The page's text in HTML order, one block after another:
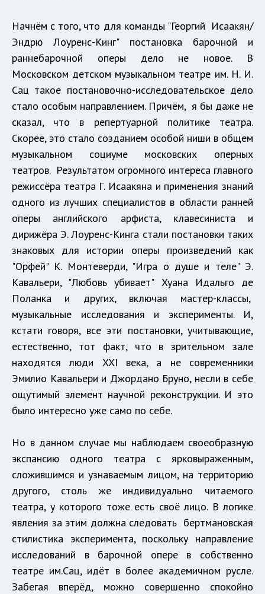
Начнём с того, что для команды "Георгий Исаакян/
Эндрю Лоуренс-Кинг" постановка барочной и
раннебарочной оперы дело не новое. В
Московском детском музыкальном театре им. Н. И.
Сац такое постановочно-исследовательское дело
стало особым направлением. Причём, я бы даже не
сказал, что в репертуарной политике театра.
Скорее, это стало созданием особой ниши в общем
музыкальном социуме московских оперных
театров. Результатом огромного интереса главного
режиссёра театра Г. Исаакяна и применения знаний
одного из лучших специалистов в области ранней
оперы английского арфиста, клавесиниста и
дирижёра Э. Лоуренс-Кинга стали постановки таких
знаковых для истории оперы произведений как
"Орфей" К. Монтеверди, "Игра о душе и теле" Э.
Кавальери, "Любовь убивает" Хуана Идальго де
Поланка и других, включая мастер-классы,
музыкальные исследования и эксперименты. И,
кстати говоря, все эти постановки, учитывающие,
естественно, тот факт, что в зрительном зале
находятся люди XXI века, а не современники
Эмилио Кавальери и Джордано Бруно, несли в себе
ощутимый элемент научной реконструкции. И это
было интересно уже само по себе.
Но в данном случае мы наблюдаем своеобразную
экспансию одного театра с ярковыраженным,
сложившимся и узнаваемым лицом, на территорию
другого, столь же индивидуально читаемого
театра, у которого тоже есть своё лицо. В логике
явления за этим должна следовать бертмановская
стилистика эксперимента, поскольку направление
исследований в барочной опере в собственно
театре им.Сац, идёт в более академичном русле.
Забегая вперёд, можно совершенно спокойно